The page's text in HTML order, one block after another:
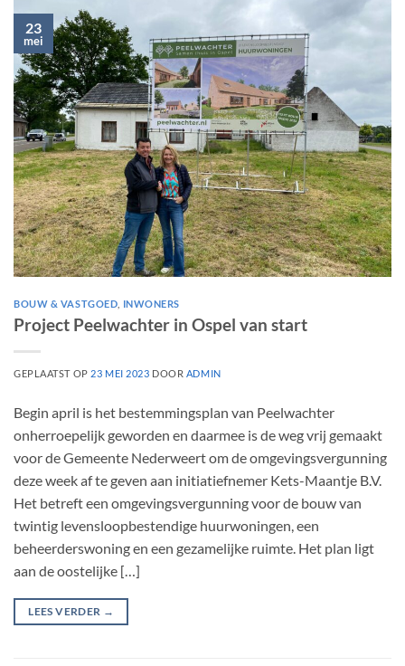
23
mei
BOUW & VASTGOED INWONERS
Project Peelwachter in Ospel van start
GEPLAATST OP 23 MEI 2023 DOOR ADMIN
Begin april is het bestemmingsplan van Peelwachter
onherroepelijk geworden en daarmee is de weg vrij gemaakt
voor de Gemeente Nederweert om de omgevingsvergunning
deze week af te geven aan initiatiefnemer Kets-Maantje B.V.
Het betreft een omgevingsvergunning voor de bouw van
twintig levensloopbestendige huurwoningen, een
beheerderswoning en een gezamelijke ruimte. Het plan ligt
aan de oostelijke […]
LEES VERDER →